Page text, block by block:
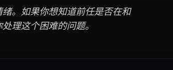
。如果你想知道前任是否在和
理这个困难的问题。